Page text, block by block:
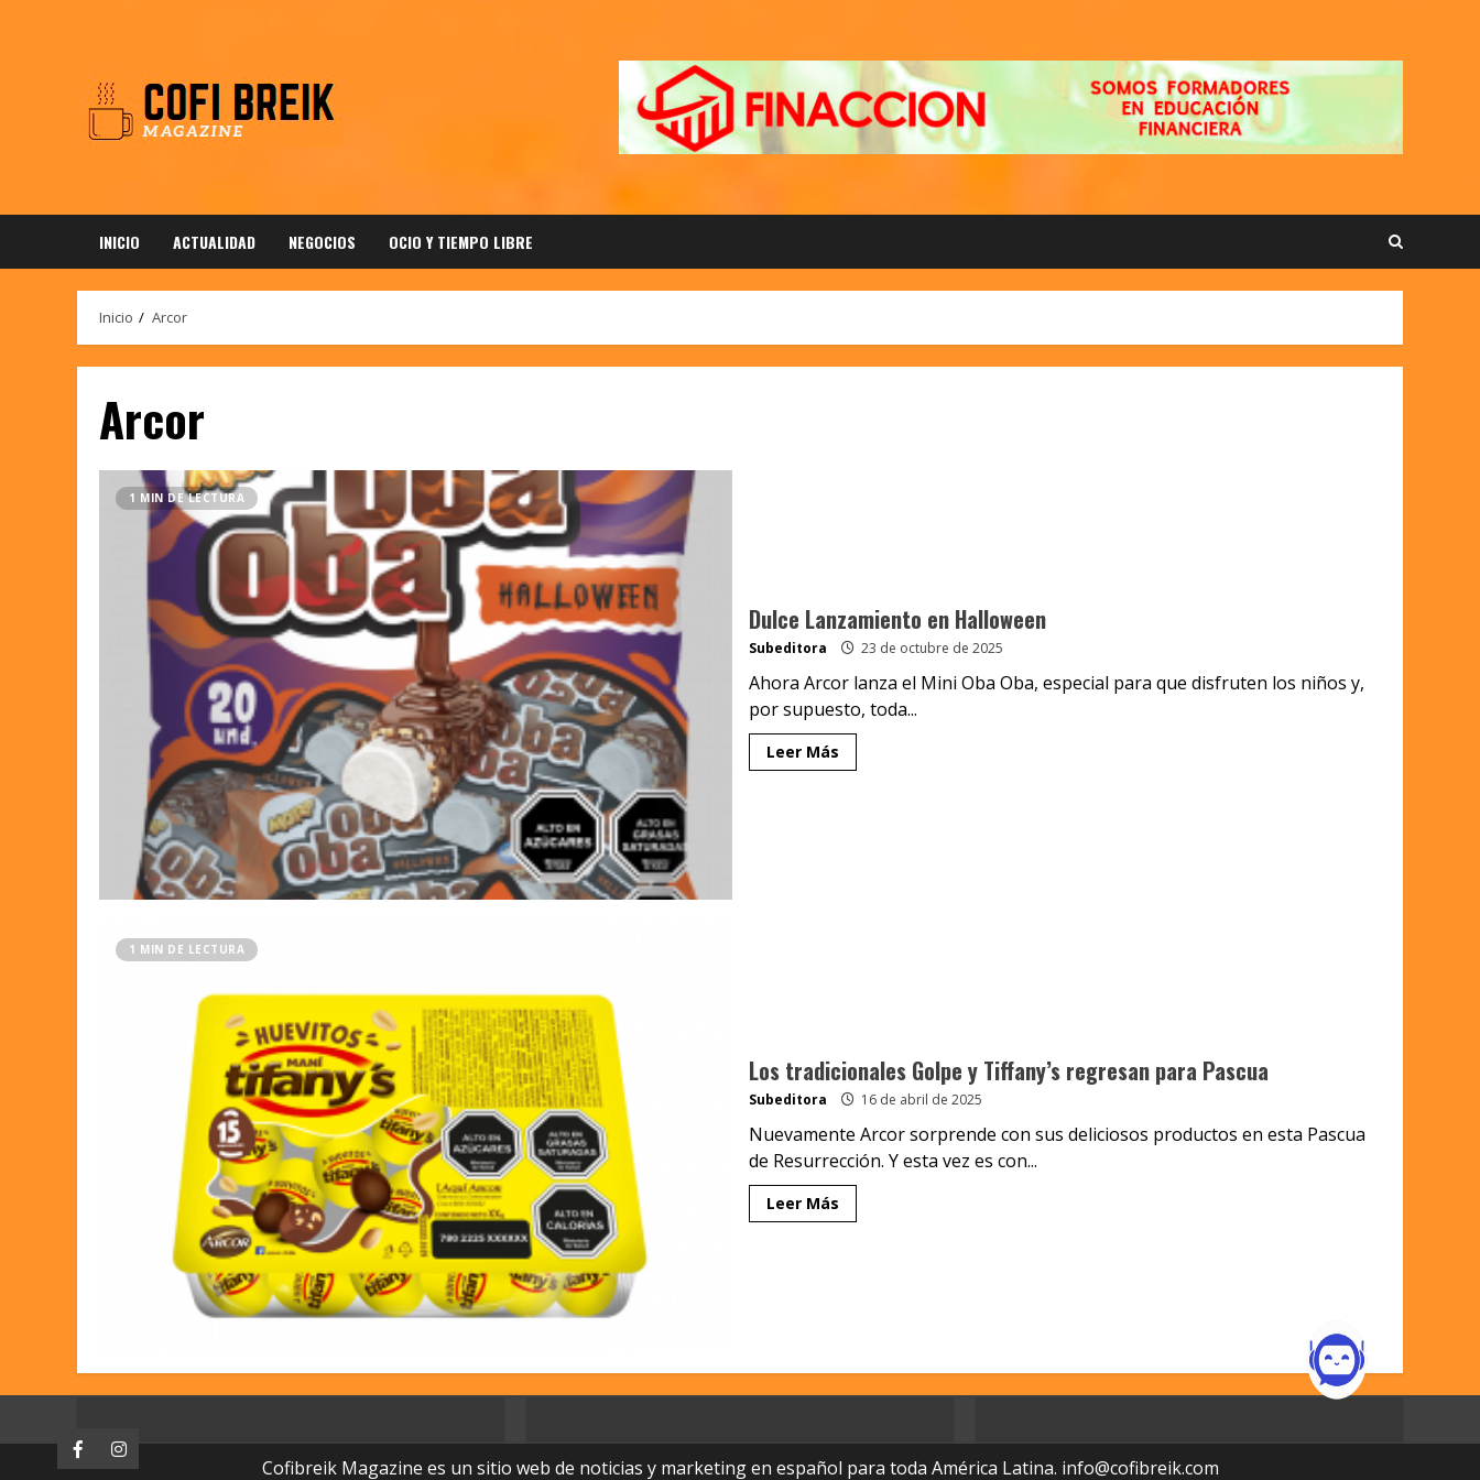
INICIO ACTUALIDAD NEGOCIOS OCIO Y TIEMPO LIBRE
Inicio Arcor
Arcor
1 MIN DE LECTURA
Dulce Lanzamiento en Halloween
Subeditora 23 de octubre de 2025
Ahora Arcor lanza el Mini Oba Oba, especial para que disfruten los niños y,
por supuesto, toda...
Leer Más
1 MIN DE LECTURA
Los tradicionales Golpe y Tiffany’s regresan para Pascua
Subeditora 16 de abril de 2025
Nuevamente Arcor sorprende con sus deliciosos productos en esta Pascua
de Resurrección. Y esta vez es con...
Leer Más
FacebookInstagram Cofibreik Magazine es un sitio web de noticias y marketing en español para toda América Latina. info@cofibreik.com